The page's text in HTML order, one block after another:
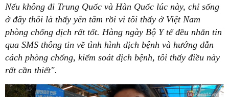
Nếu không đi Trung Quốc và Hàn Quốc lúc này, chỉ sống
ở đây thôi là thấy yên tâm rồi vì tôi thấy ở Việt Nam
phòng chống dịch rất tốt. Hàng ngày Bộ Y tế đều nhắn tin
qua SMS thông tin về tình hình dịch bệnh và hướng dẫn
cách phòng chống, kiểm soát dịch bệnh, tôi thấy điều này
rất cần thiết".